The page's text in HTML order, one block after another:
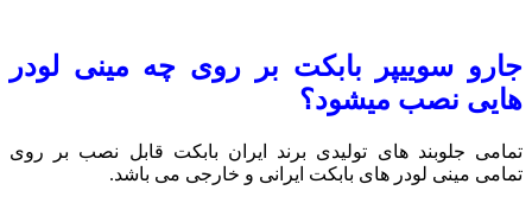
جارو سوییپر بابکت بر روی چه مینی لودر
هایی نصب میشود؟
تمامی جلوبند های تولیدی برند ایران بابکت قابل نصب بر روی
تمامی مینی لودر های بابکت ایرانی و خارجی می باشد.